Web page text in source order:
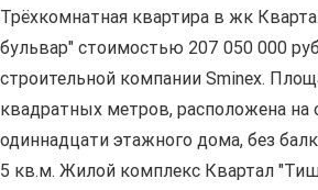
Трёхкомнатная квартира в жк
бульвар" стоимостью 207 050 000
строительной компании Sminex.
квадратных метров, расположена
одиннадцати этажного дома, без
5 кв.м. Жилой комплекс Квартал